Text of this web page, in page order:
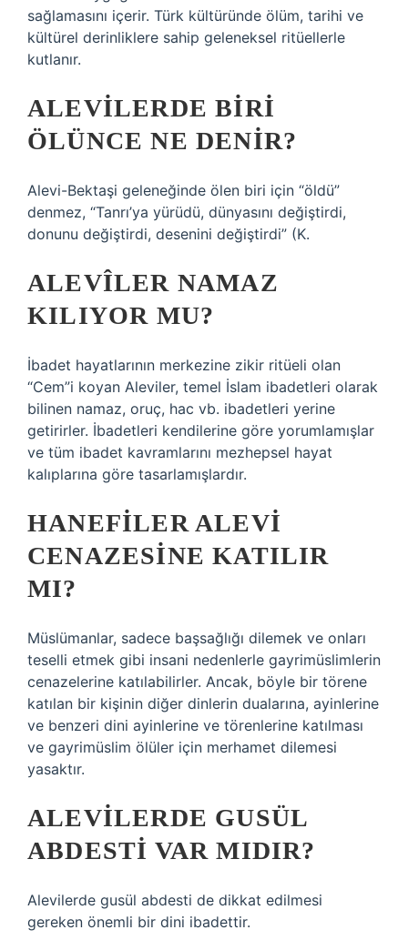
sağlamasını içerir. Türk kültüründe ölüm, tarihi ve
kültürel derinliklere sahip geleneksel ritüellerle
kutlanır.
ALEVILERDE BIRI
ÖLÜNCE NE DENIR?
Alevi-Bektaşi geleneğinde ölen biri için “öldü”
denmez, “Tanrı’ya yürüdü, dünyasını değiştirdi,
donunu değiştirdi, desenini değiştirdi” (K.
ALEVÎLER NAMAZ
KILIYOR MU?
İbadet hayatlarının merkezine zikir ritüeli olan
“Cem”i koyan Aleviler, temel İslam ibadetleri olarak
bilinen namaz, oruç, hac vb. ibadetleri yerine
getirirler. İbadetleri kendilerine göre yorumlamışlar
ve tüm ibadet kavramlarını mezhepsel hayat
kalıplarına göre tasarlamışlardır.
HANEFILER ALEVI
CENAZESINE KATILIR
MI?
Müslümanlar, sadece başsağlığı dilemek ve onları
teselli etmek gibi insani nedenlerle gayrimüslimlerin
cenazelerine katılabilirler. Ancak, böyle bir törene
katılan bir kişinin diğer dinlerin dualarına, ayinlerine
ve benzeri dini ayinlerine ve törenlerine katılması
ve gayrimüslim ölüler için merhamet dilemesi
yasaktır.
ALEVILERDE GUSÜL
ABDESTI VAR MIDIR?
Alevilerde gusül abdesti de dikkat edilmesi
gereken önemli bir dini ibadettir.